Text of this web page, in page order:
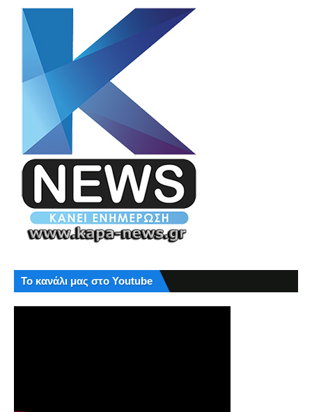
Το κανάλι μας στο Youtube